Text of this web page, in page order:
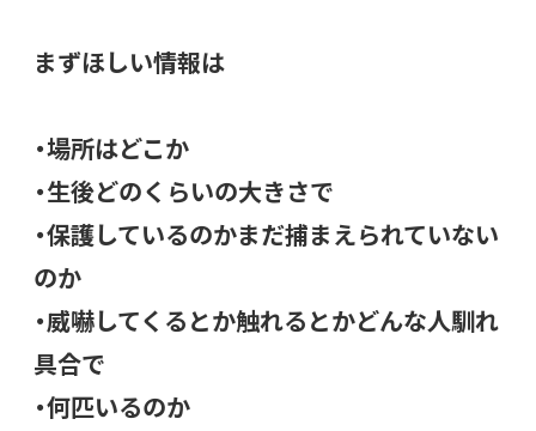
まずほしい情報は
・場所はどこか
・生後どのくらいの大きさで
・保護しているのかまだ捕まえられていない
のか
・威嚇してくるとか触れるとかどんな人馴れ
具合で
・何匹いるのか